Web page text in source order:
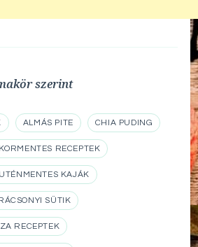
szerint
ALMÁS PITE CHIA PUDING
RECEPTEK
KAJÁK
SÜTIK
RECEPTEK